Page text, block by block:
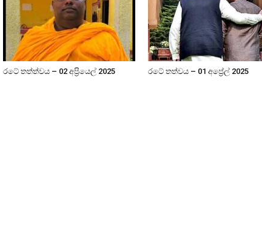
රටේ තත්ත්වය – 02 අප්‍රියෙල් 2025 රටේ තත්වය – 01 අප්‍රේල් 2025